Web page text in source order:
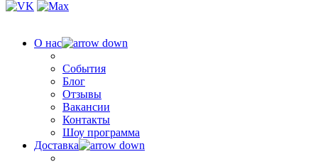
О нас
События
Блог
Отзывы
Вакансии
Контакты
Шоу программа
Доставка